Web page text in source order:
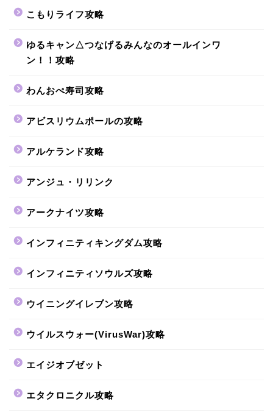
こもりライフ攻略
ゆるキャン△つなげるみんなのオールインワ
ン！！攻略
わんおぺ寿司攻略
アビスリウムポールの攻略
アルケランド攻略
アンジュ・リリンク
アークナイツ攻略
インフィニティキングダム攻略
インフィニティソウルズ攻略
ウイニングイレブン攻略
ウイルスウォー(VirusWar)攻略
エイジオブゼット
エタクロニクル攻略